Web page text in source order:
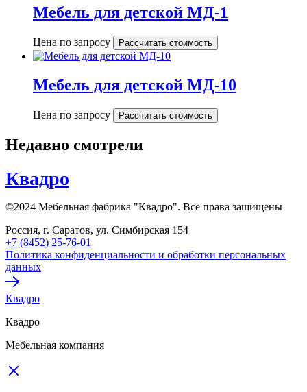
Мебель для детской МД-1
Цена по запросу Рассчитать стоимость
Мебель для детской МД-10
Цена по запросу Рассчитать стоимость
Недавно смотрели
Квадро
©2024 Мебельная фабрика "Квадро". Все права защищены
Россия, г. Саратов, ул. Симбирская 154
+7 (8452) 25-76-01
Политика конфиденциальности и обработки персональных
данных
Квадро
Квадро
Мебельная компания